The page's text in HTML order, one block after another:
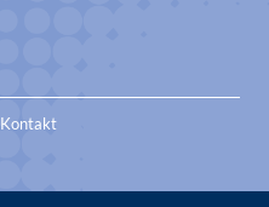
Kontakt